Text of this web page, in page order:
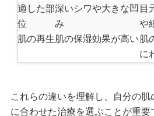
適した部
位
深いシワや大きな凹
み
目
や
肌の再生 肌の保湿効果が高い 肌
に
これらの違いを理解し、自分の
に合わせた治療を選ぶことが重要